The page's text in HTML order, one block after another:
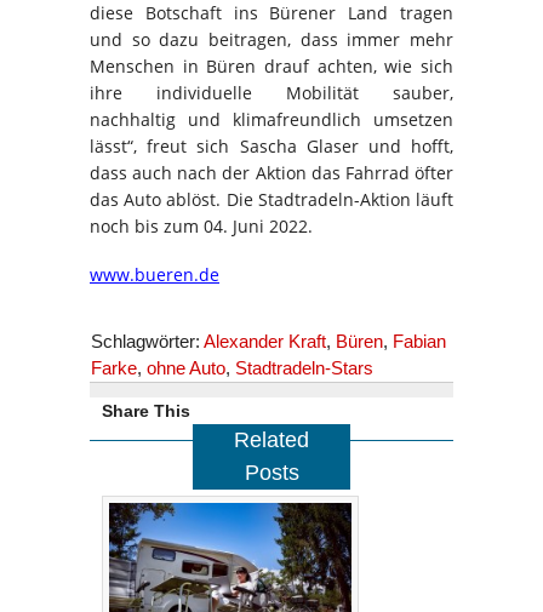
diese Botschaft ins Bürener Land tragen
und so dazu beitragen, dass immer mehr
Menschen in Büren drauf achten, wie sich
ihre individuelle Mobilität sauber,
nachhaltig und klimafreundlich umsetzen
lässt“, freut sich Sascha Glaser und hofft,
dass auch nach der Aktion das Fahrrad öfter
das Auto ablöst. Die Stadtradeln-Aktion läuft
noch bis zum 04. Juni 2022.
www.bueren.de
Schlagwörter: Alexander Kraft, Büren, Fabian
Farke, ohne Auto, Stadtradeln-Stars
Share This
Related
Posts